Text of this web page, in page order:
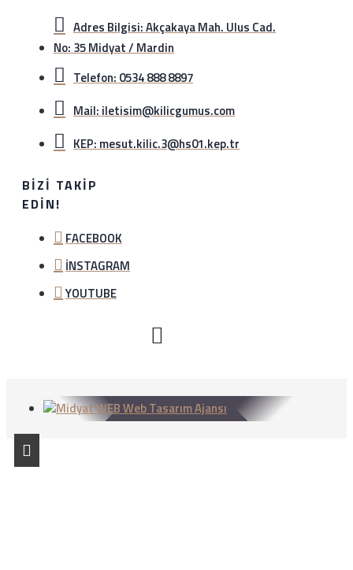
Adres Bilgisi: Akçakaya Mah. Ulus Cad.
No: 35 Midyat / Mardin
Telefon: 0534 888 8897
Mail: iletisim@kilicgumus.com
KEP: mesut.kilic.3@hs01.kep.tr
BIZI TAKIP
EDIN!
FACEBOOK
İNSTAGRAM
YOUTUBE